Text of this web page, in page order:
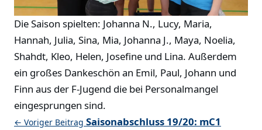
Die Saison spielten: Johanna N., Lucy, Maria,
Hannah, Julia, Sina, Mia, Johanna J., Maya, Noelia,
Shahdt, Kleo, Helen, Josefine und Lina. Außerdem
ein großes Dankeschön an Emil, Paul, Johann und
Finn aus der F-Jugend die bei Personalmangel
eingesprungen sind.
← Voriger Beitrag Saisonabschluss 19/20: mC1